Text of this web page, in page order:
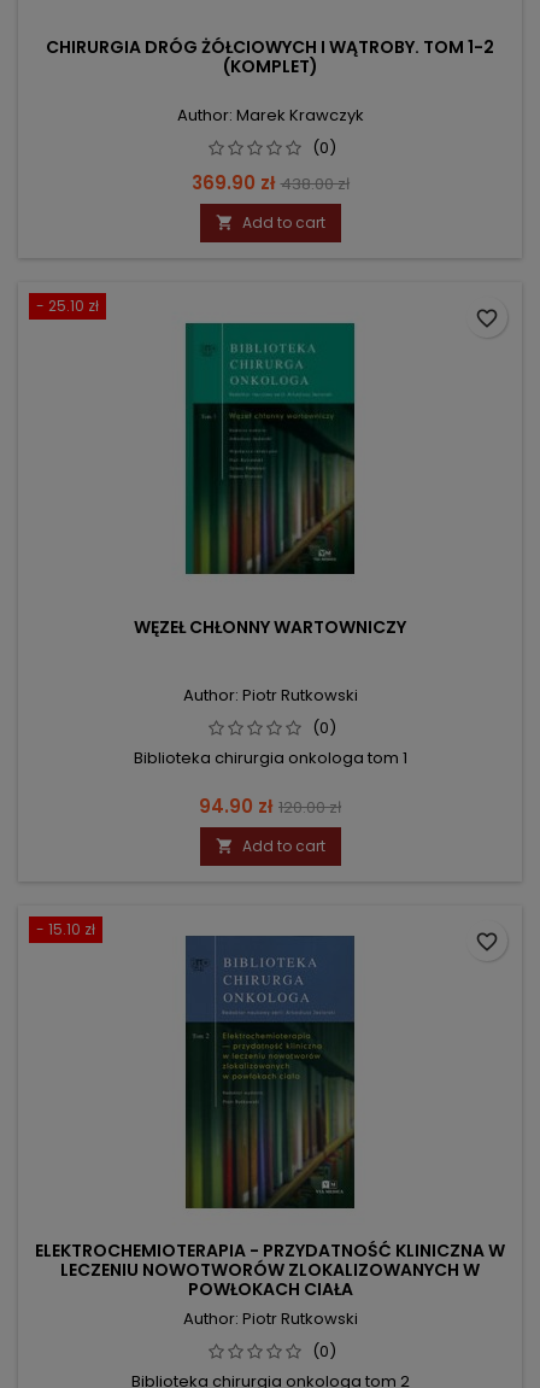
CHIRURGIA DRÓG ŻÓŁCIOWYCH I WĄTROBY. TOM 1-2
(KOMPLET)
Author: Marek Krawczyk
(0)
Price
369.90 zł Regular
price
438.00 zł
 Add to cart
- 25.10 zł
WĘZEŁ CHŁONNY WARTOWNICZY
Author: Piotr Rutkowski
(0)
Biblioteka chirurgia onkologa tom 1
Price
94.90 zł Regular
price
120.00 zł
 Add to cart
favorite_border
- 15.10 zł
ELEKTROCHEMIOTERAPIA - PRZYDATNOŚĆ KLINICZNA W
LECZENIU NOWOTWORÓW ZLOKALIZOWANYCH W
POWŁOKACH CIAŁA
Author: Piotr Rutkowski
(0)
Biblioteka chirurgia onkologa tom 2
favorite_border